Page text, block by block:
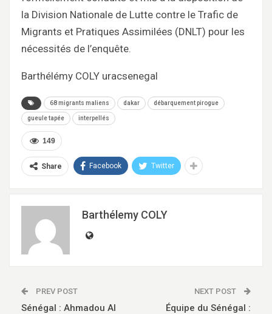
la Division Nationale de Lutte contre le Trafic de
Migrants et Pratiques Assimilées (DNLT) pour les
nécessités de l’enquête.
Barthélémy COLY uracsenegal
68 migrants maliens dakar débarquement pirogue
gueule tapée interpellés
149
Share Facebook Twitter
Barthélemy COLY
PREV POST
Sénégal : Ahmadou Al
NEXT POST
Équipe du Sénégal :